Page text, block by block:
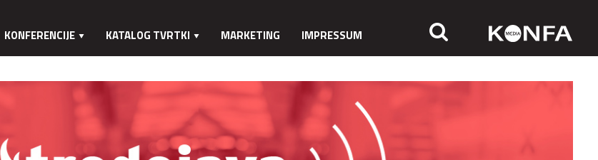
KONFERENCIJE KATALOG TVRTKI MARKETING IMPRESSUM